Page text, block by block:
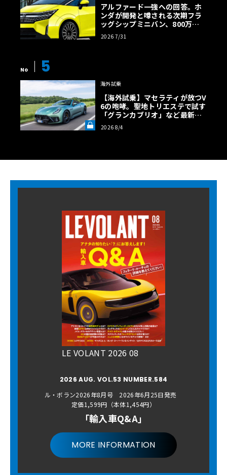
アルファード一強への回答。ホ
ンダが開発と噂される次期フラ
ッグシップミニバン、800万円
超の勝算【予想CG】
2026 7/31
No 5
海外試乗
【海外試乗】マセラティが放つV
6の咆哮。聖地トリエステで試す
「グランカブリオ」など最新ト
ロフェオ3台の官能評価《LE VO
LANT LAB》
2026 8/4
LE VOLANT 2026 08
2026 AUG. VOL.53 NUMBER.584
ル・ボラン2026年8月号 2026年6月25日発売
定価1,599円（本体1,454円）
「輸入車Q&A」
MORE INFORMATION